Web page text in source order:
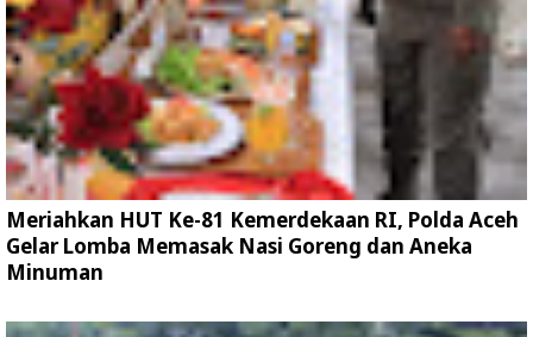
Meriahkan HUT Ke-81 Kemerdekaan RI, Polda Aceh
Gelar Lomba Memasak Nasi Goreng dan Aneka
Minuman